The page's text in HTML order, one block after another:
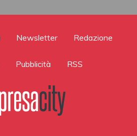
Newsletter Redazione
Pubblicità RSS